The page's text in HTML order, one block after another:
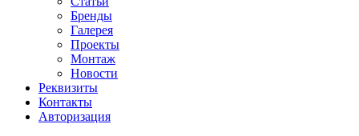
Бренды
Галерея
Проекты
Монтаж
Новости
Реквизиты
Контакты
Авторизация